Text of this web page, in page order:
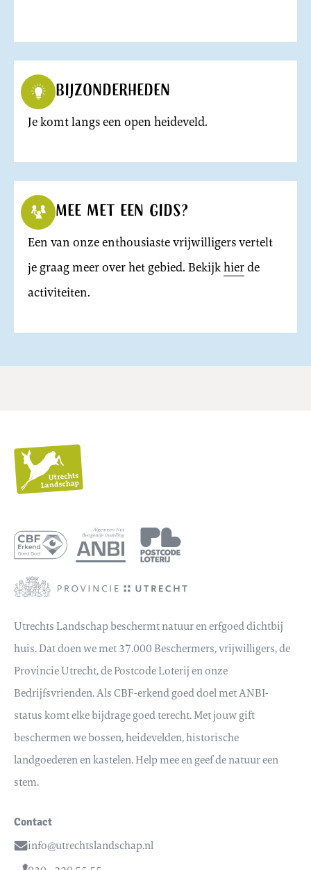
Bijzonderheden
Je komt langs een open heideveld.
Mee met een gids?
Een van onze enthousiaste vrijwilligers vertelt
je graag meer over het gebied. Bekijkhierde
activiteiten.
Utrechts Landschap beschermt natuur en erfgoed dichtbij
huis. Dat doen we met 37.000 Beschermers, vrijwilligers, de
Provincie Utrecht, de Postcode Loterij en onze
Bedrijfsvrienden. Als CBF-erkend goed doel met ANBI-
status komt elke bijdrage goed terecht. Met jouw gift
beschermen we bossen, heidevelden, historische
landgoederen en kastelen. Help mee en geef de natuur een
stem.
Contact
Email
info@utrechtslandschap.nl